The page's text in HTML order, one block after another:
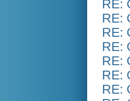
RE:
RE:
RE:
RE:
RE:
RE:
RE: